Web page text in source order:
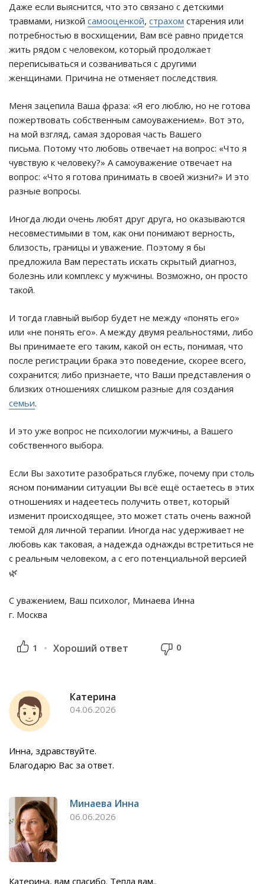
Даже если выяснится, что это связано с детскими
травмами, низкой самооценкой, страхом старения или
потребностью в восхищении, Вам всё равно придется
жить рядом с человеком, который продолжает
переписываться и созваниваться с другими
женщинами. Причина не отменяет последствия.
Меня зацепила Ваша фраза: «Я его люблю, но не готова
пожертвовать собственным самоуважением». Вот это,
на мой взгляд, самая здоровая часть Вашего
письма. Потому что любовь отвечает на вопрос: «Что я
чувствую к человеку?» А самоуважение отвечает на
вопрос: «Что я готова принимать в своей жизни?» И это
разные вопросы.
Иногда люди очень любят друг друга, но оказываются
несовместимыми в том, как они понимают верность,
близость, границы и уважение. Поэтому я бы
предложила Вам перестать искать скрытый диагноз,
болезнь или комплекс у мужчины. Возможно, он просто
такой.
И тогда главный выбор будет не между «понять его»
или «не понять его». А между двумя реальностями, либо
Вы принимаете его таким, какой он есть, понимая, что
после регистрации брака это поведение, скорее всего,
сохранится; либо признаете, что Ваши представления о
близких отношениях слишком разные для создания
семьи.
И это уже вопрос не психологии мужчины, а Вашего
собственного выбора.
Если Вы захотите разобраться глубже, почему при столь
ясном понимании ситуации Вы всё ещё остаетесь в этих
отношениях и надеетесь получить ответ, который
изменит происходящее, это может стать очень важной
темой для личной терапии. Иногда нас удерживает не
любовь как таковая, а надежда однажды встретиться не
с реальным человеком, а с его потенциальной версией
🌿
С уважением, Ваш психолог, Минаева Инна
г. Москва
1 Хороший ответ 0
Катерина
04.06.2026
Инна, здравствуйте.
Благодарю Вас за ответ.
Минаева Инна
06.06.2026
Катерина, вам спасибо. Тепла вам..